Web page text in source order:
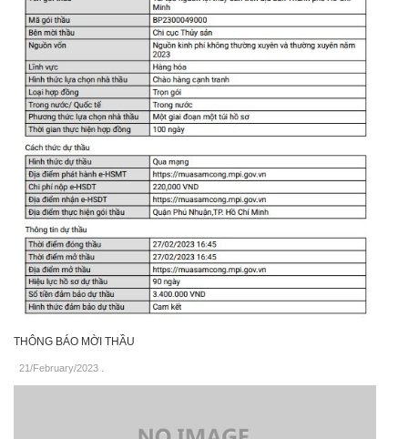
THÔNG BÁO MỜI THẦU
21/February/2023